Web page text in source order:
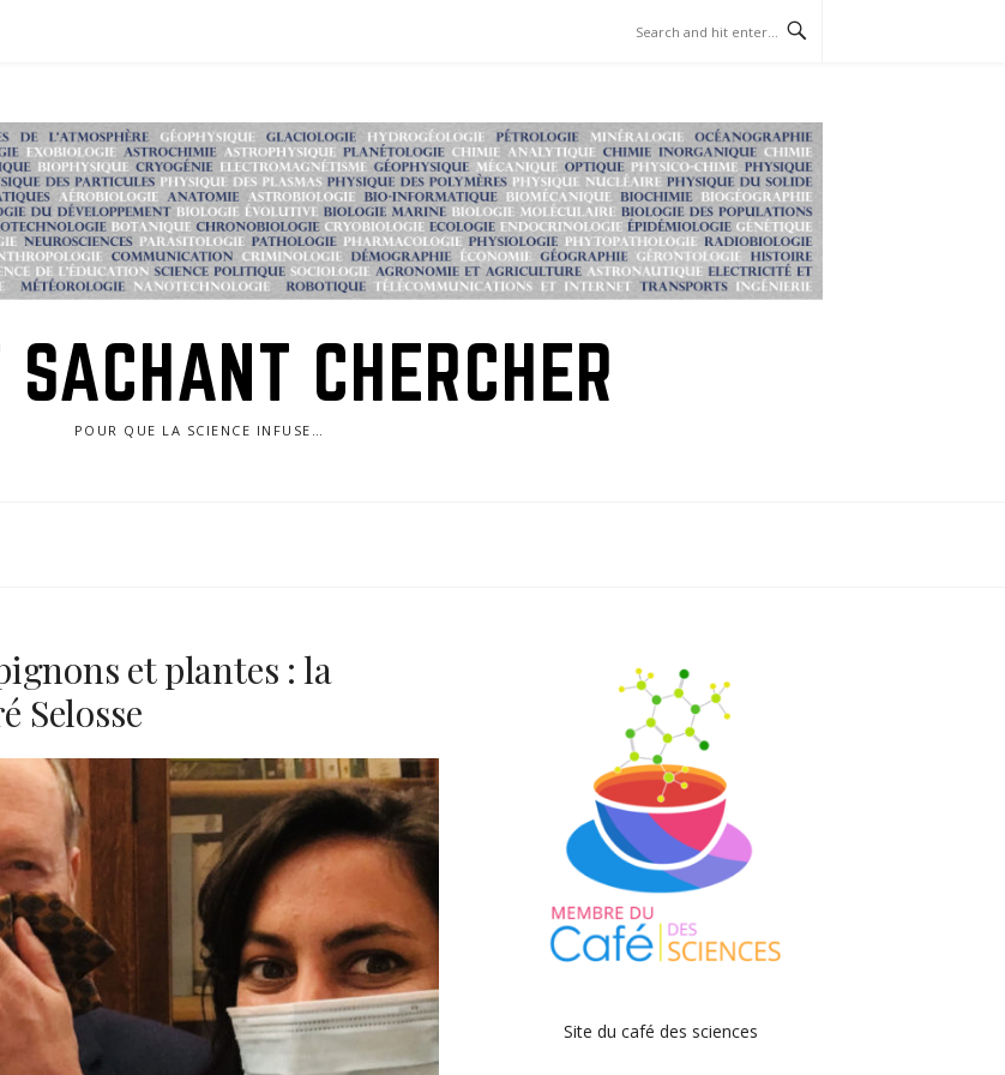
CHERCHER
POUR QUE LA SCIENCE INFUSE…
et plantes : la
Selosse
Site du café des sciences